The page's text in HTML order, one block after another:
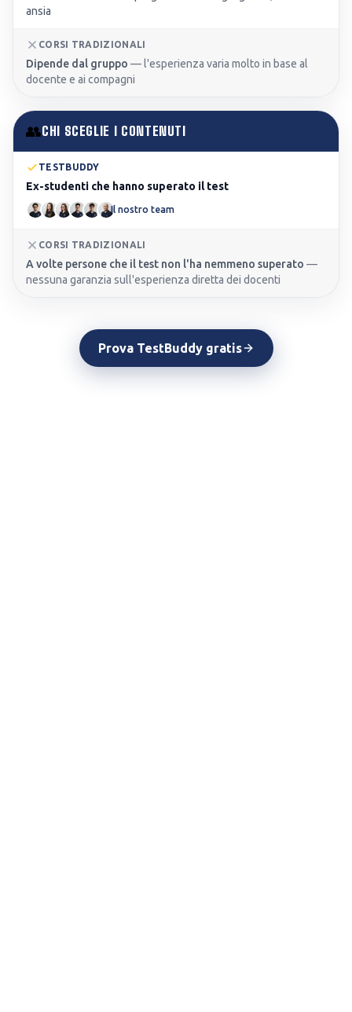
ansia
CORSI TRADIZIONALI
Dipende dal gruppo — l'esperienza varia molto in base al
docente e ai compagni
👥CHI SCEGLIE I CONTENUTI
TESTBUDDY
Ex-studenti che hanno superato il test
Il nostro team
CORSI TRADIZIONALI
A volte persone che il test non l'ha nemmeno superato —
nessuna garanzia sull'esperienza diretta dei docenti
Prova TestBuddy gratis